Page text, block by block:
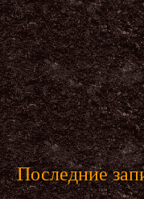
Последние